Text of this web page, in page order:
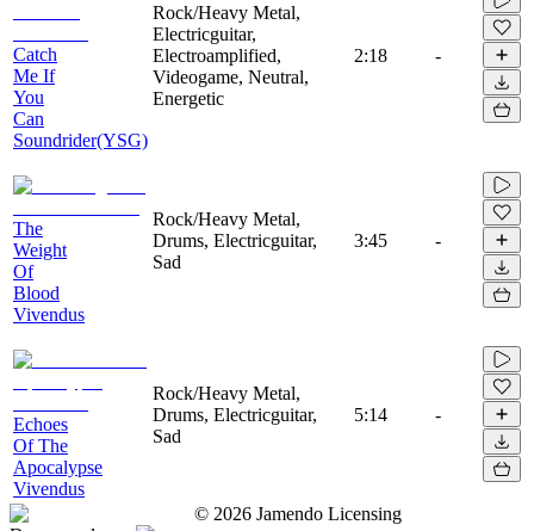
Catch
Me If
You
Can
Soundrider(YSG)
Rock/Heavy Metal,
Electricguitar,
Electroamplified,
Videogame, Neutral,
Energetic
2:18 -
The
Weight
Of
Blood
Vivendus
Rock/Heavy Metal,
Drums, Electricguitar,
Sad
3:45 -
Echoes
Of The
Apocalypse
Vivendus
Rock/Heavy Metal,
Drums, Electricguitar,
Sad
5:14 -
© 2026 Jamendo Licensing